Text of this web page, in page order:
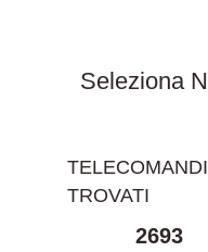
TELECOMANDI
TROVATI
2693